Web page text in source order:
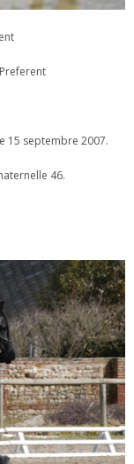
15 septembre 2007.
46.